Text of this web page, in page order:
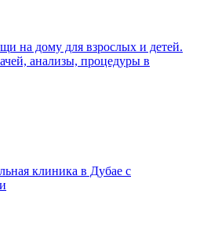
на дому для взрослых и детей.
анализы, процедуры в
клиника в Дубае с